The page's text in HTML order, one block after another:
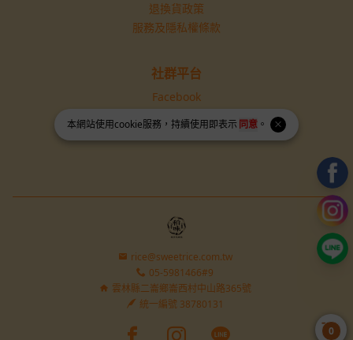
本網站使用cookie服務，持續使用即表示 同意 。
退換貨政策
服務及隱私權條款
社群平台
Facebook
Instagram
rice@sweetrice.com.tw
05-5981466#9
雲林縣二崙鄉崙西村中山路365號
統一編號 38780131
Facebook page
Instagram page
Line page 0